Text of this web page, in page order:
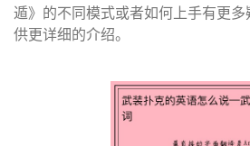
遁》的不同模式或者如何上手有更
供更详细的介绍。